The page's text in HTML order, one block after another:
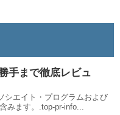
手まで徹底レビュ
シエイト・プログラムおよび
みます。.top-pr-info...